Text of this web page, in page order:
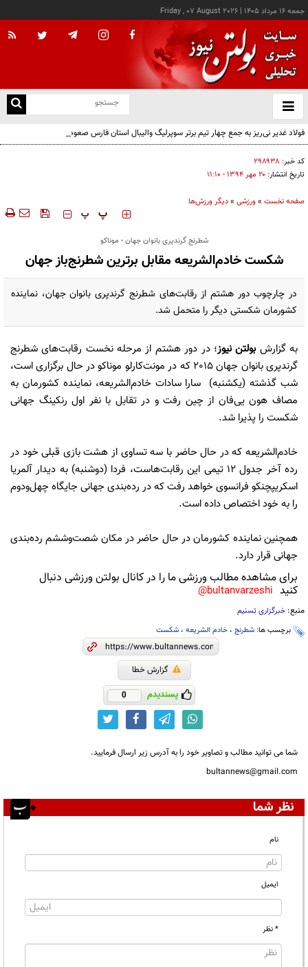
جمعه ۱۶ مرداد ۱۴۰۵ |
Friday , 07 August 2026
باز
و
فولاد غدیر نی‌ریز به جمع چهار تیم برتر سوپرلیگ والیبال استان فارس صعود کرد
کد خبر: ۲۹۸۹۳۸
تاریخ انتشار: ۲۰ مهر ۱۳۹۴ - ۱۱:۱۰
صفحه نخست »ورزشی »دیگر ورزش‌ها
‍‍‍ پ پ
شطرنج گرندپری بانوان جهان - موناکو
شکست خادم‌الشریعه مقابل برترین شطرنج‌باز جهان
در چارچوب دور هشتم از رقابت‌های شطرنج گرندپری بانوان جهان، نماینده
کشورمان شکستی دیگر را متحمل شد.
به گزارشبولتن نیوز؛ در دور هشتم از مرحله نخست رقابت‌های شطرنج
گرندپری بانوان جهان 2015 که در مونت‌کارلو موناکو در حال برگزاری است،
شب گذشته (یکشنبه) سارا سادات خادم‌الشریعه، نماینده کشورمان به
مصاف هون یی‌فان از چین رفت و در تقابل با نفر اول رنکینگ جهانی
شکست را پذیرا شد.
خادم‌الشریعه که در حال حاضر با سه تساوی از هشت بازی‌ قبلی خود در
رده آخر جدول 12 تیمی این رقابت‌هاست، فردا (دوشنبه) به دیدار آلمریا
اسکریپچنکو فرانسوی خواهد رفت که در رده‌بندی جهانی جایگاه چهل‌و‌دوم
را به خود اختصاص داده است.
همچنین نماینده کشورمان در حال حاضر در مکان شصت‌و‌ششم رده‌بندی
جهانی قرار دارد.
برای مشاهده مطالب ورزشی ما را در کانال بولتن ورزشی دنبال
کنید bultanvarzeshi@
منبع: خبرگزاری تسنیم
برچسب ها: شطرنج ، خادم الشریعه ، شکست
گزارش خطا
پسندیدم 0
شما می توانید مطالب و تصاویر خود را به آدرس زیر ارسال فرمایید.
bultannews@gmail.com
نظر شما
نام
ایمیل
* نظر